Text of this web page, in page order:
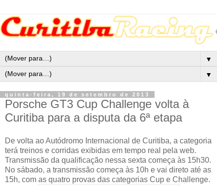
▼
▼
quinta-feira, 19 de setembro de 2013
Porsche GT3 Cup Challenge volta à
Curitiba para a disputa da 6ª etapa
De volta ao Autódromo Internacional de Curitiba, a categoria
terá treinos e corridas exibidas em tempo real pela web.
Transmissão da qualificação nessa sexta começa às 15h30.
No sábado, a transmissão começa às 10h e vai direto até as
15h, com as quatro provas das categorias Cup e Challenge.